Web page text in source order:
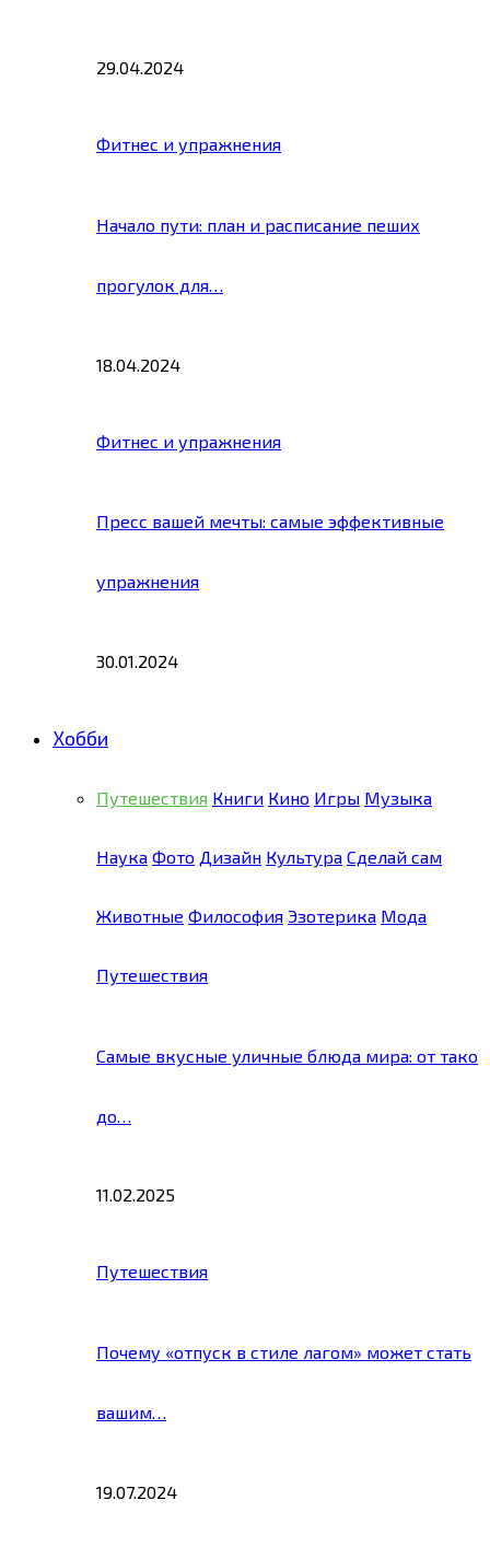
29.04.2024
Фитнес и упражнения
Начало пути: план и расписание пеших
прогулок для…
18.04.2024
Фитнес и упражнения
Пресс вашей мечты: самые эффективные
упражнения
30.01.2024
Хобби
Путешествия Книги Кино Игры Музыка
Наука Фото Дизайн Культура Сделай сам
Животные Философия Эзотерика Мода
Путешествия
Самые вкусные уличные блюда мира: от тако
до…
11.02.2025
Путешествия
Почему «отпуск в стиле лагом» может стать
вашим…
19.07.2024